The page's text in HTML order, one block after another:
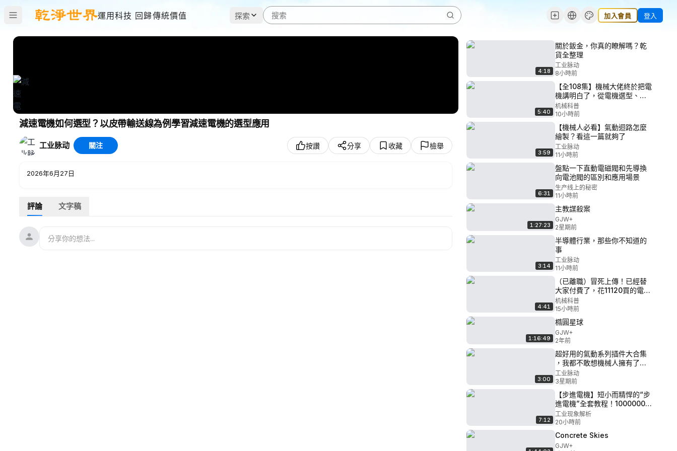
運用科技 回歸傳統價值 探索 加入會員 登入
減速電機如何選型？以皮帶輸送線為例學習減速電機的選型應用
工业脉动 關注 按讚 分享 收藏 檢舉
2026年6月27日
評論 文字稿
4:18
關於鈑金，你真的瞭解嗎？乾
貨全整理
工业脉动
8小時前
5:40
【全108集】機械大佬終於把電
機講明白了，從電機選型、電
機種類、電機基礎到實例解
析，吊打付費教程，這還學不
會我真退出機械圈！ P4 - 第一
講：電機的分類與介紹
机械科普
10小時前
3:59
【機械人必看】氣動迴路怎麼
繪製？看這一篇就夠了
工业脉动
11小時前
6:31
盤點一下直動電磁閥和先導換
向電池閥的區別和應用場景
生产线上的秘密
11小時前
1:27:23
主教謀殺案
GJW+
2星期前
3:14
半導體行業，那些你不知道的
事
工业脉动
11小時前
4:41
（已離職）冒死上傳！已經替
大家付費了，花11120買的電機
全套教學視頻，逼自己一週學
完，直通機械大佬！從0基礎小
白到自由產糧只要這套就夠
了！ P3 - 1、驅動電機選型所
用公式
机械科普
15小時前
1:16:49
橢圓星球
GJW+
2年前
3:00
超好用的氣動系列插件大合集
，我都不敢想機械人擁有了它
們做設計有多香！！！
工业脉动
3星期前
7:12
【步進電機】短小而精悍的“步
進電機”全套教程！1000000秒
不到，就能學會步進電機全部
知識！選型機械都是小kiss！
P9 - 慣量的介紹與計算
工业现象解析
20小時前
Concrete Skies
GJW+